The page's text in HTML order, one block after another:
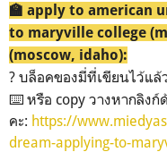
🏫 apply to american
to maryville college
(moscow, idaho):
? บล็อคของมี่ที่เขียนไว้แล้
⌨️ หรือ copy วางหากลิง
คะ: https://
dream-applying-to-